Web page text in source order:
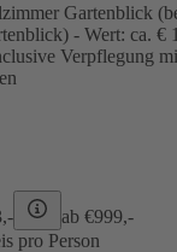
Gartenblick
- Wert: ca. €
Verpflegung
ab €999,-
pro Person